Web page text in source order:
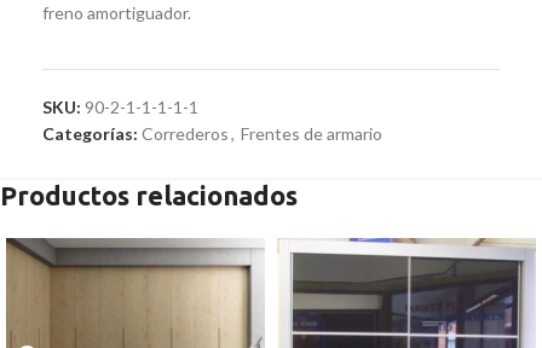
freno amortiguador.
SKU: 90-2-1-1-1-1-1
Categorías: Correderos, Frentes de armario
Productos relacionados